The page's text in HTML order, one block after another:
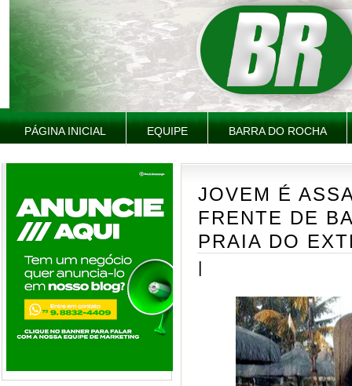
PÁGINA INICIAL EQUIPE BARRA DO ROCHA
JOVEM É
FRENTE DE
PRAIA DO
|